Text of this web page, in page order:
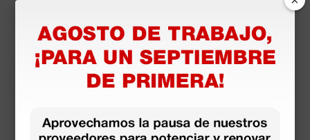
Porta agujas desechable Mayo-Hegar - 14 cm
25 uds.